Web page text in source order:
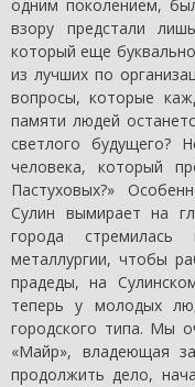
одним поколением,
взору предстали
который еще
из лучших по
вопросы, которые
памяти людей
светлого будущего?
человека, который
Пастуховых?»
Сулин вымирает на
города
металлургии, чтобы
прадеды, на
теперь у молодых
городского типа. Мы
«Майр», владеющая
продолжить дело,